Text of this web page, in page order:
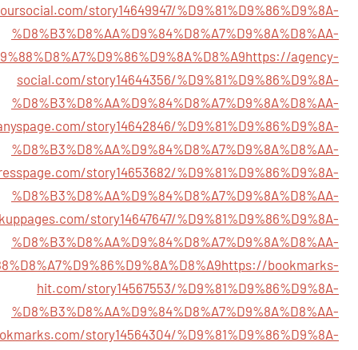
story14649947/%D9%81%D9%86%D9%8A-
%D8%B3%D8%AA%D9%84%D8%A7%D9%8A%D8%AA-
https://agency-
social.com/story14644356/%D9%81%D9%86%D9%8A-
%D8%B3%D8%AA%D9%84%D8%A7%D9%8A%D8%AA-
story14642846/%D9%81%D9%86%D9%8A-
%D8%B3%D8%AA%D9%84%D8%A7%D9%8A%D8%AA-
story14653682/%D9%81%D9%86%D9%8A-
%D8%B3%D8%AA%D9%84%D8%A7%D9%8A%D8%AA-
story14647647/%D9%81%D9%86%D9%8A-
%D8%B3%D8%AA%D9%84%D8%A7%D9%8A%D8%AA-
https://bookmarks-
hit.com/story14567553/%D9%81%D9%86%D9%8A-
%D8%B3%D8%AA%D9%84%D8%A7%D9%8A%D8%AA-
story14564304/%D9%81%D9%86%D9%8A-